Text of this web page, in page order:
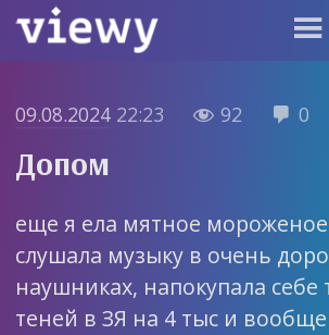

09.08.202422:23  92  0
Допом
еще я ела мятное мороженое
слушала музыку в очень
наушниках, напокупала себе
теней в ЗЯ на 4 тыс и вообще